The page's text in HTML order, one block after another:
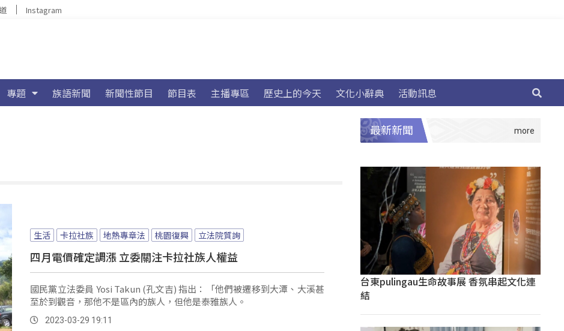
Instagram
專題 族語新聞 新聞性節目 節目表 主播專區 歷史上的今天 文化小辭典 活動訊息
生活 卡拉社族 地熱專章法 桃園復興 立法院質詢
四月電價確定調漲 立委關注卡拉社族人權益
國民黨立法委員 Yosi Takun (孔文吉) 指出：「他們被遷移到大潭、大溪甚
至於到觀音，那他不是區內的族人，但他是泰雅族人。
2023-03-29 19:11
最新新聞
台東pulingau生命故事展 香氛串起文化連
結